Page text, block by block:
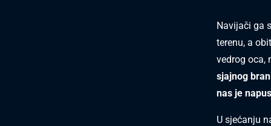
Navijači ga
terenu, a
vedrog oca,
sjajnog
nas je
U sjećanju